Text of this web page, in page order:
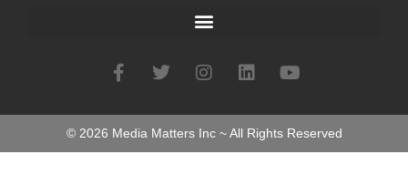
© 2026 Media Matters Inc ~ All Rights Reserved